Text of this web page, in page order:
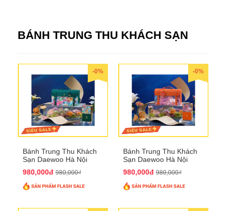
BÁNH TRUNG THU KHÁCH SẠN
-0%
Bánh Trung Thu Khách
Sạn Daewoo Hà Nội
QTTT30
980,000đ 980,000₫
-0%
Bánh Trung Thu Khách
Sạn Daewoo Hà Nội
QTTT31
980,000đ 980,000₫